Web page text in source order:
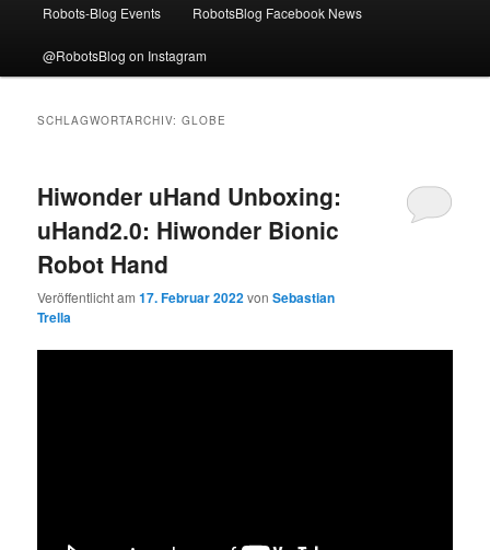
Robots-Blog Events RobotsBlog Facebook News
@RobotsBlog on Instagram
SCHLAGWORTARCHIV:GLOBE
Hiwonder uHand Unboxing:
uHand2.0: Hiwonder Bionic
Robot Hand
Veröffentlicht am17. Februar 2022vonSebastian
Trella